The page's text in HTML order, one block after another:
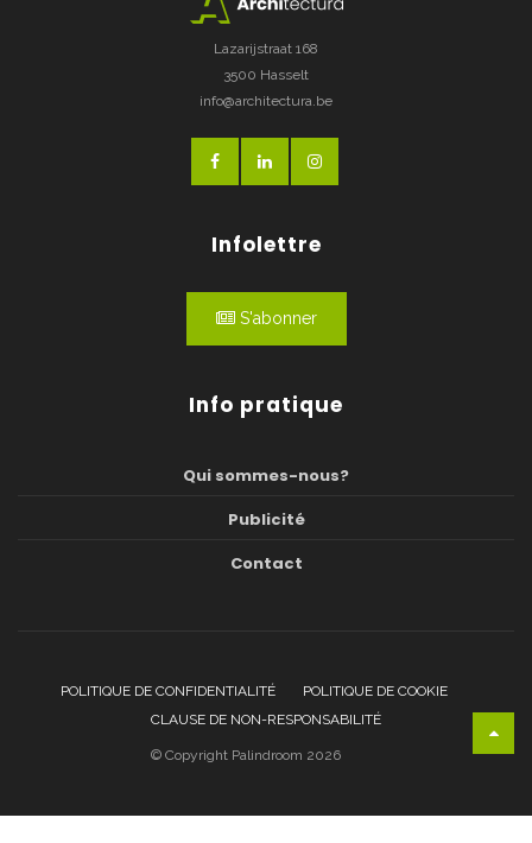
Lazarijstraat 168
3500 Hasselt
info@architectura.be
Infolettre
S'abonner
Info pratique
Qui sommes-nous?
Publicité
Contact
POLITIQUE DE CONFIDENTIALITÉ
POLITIQUE DE COOKIE
CLAUSE DE NON-RESPONSABILITÉ
© Copyright Palindroom 2026